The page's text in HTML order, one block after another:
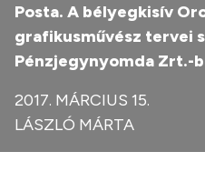
Posta. A bélyegkisív
grafikusművész tervei
Pénzjegynyomda Zrt.-
2017. MÁRCIUS 15.
LÁSZLÓ MÁRTA